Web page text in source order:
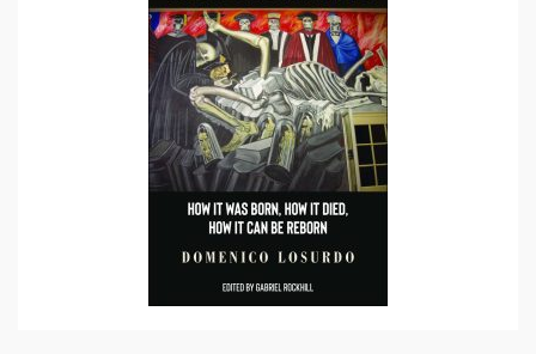
Δωρεάν βιβλίο από το
Documento: Η μεγάλη
ληστεία και ο έλεγχος των
λαών
Η ένδεια της σοσιαλιστικής
σκέψης: Η
Νεοαποικιοκρατία και η
Απουσία Ιστορικής
Εμπειρίας στην Οικοδόμηση
Παγκόσμιο Νότο